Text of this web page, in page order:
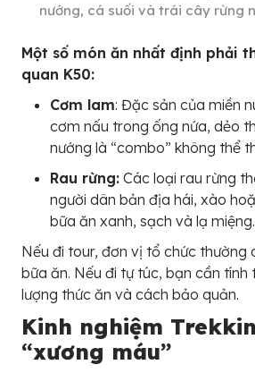
nướng, cá suối và trái cây rừng
Một số món ăn nhất định phải
quan K50:
Cơm lam: Đặc sản của miền
cơm nấu trong ống nứa, dẻo
nướng là “combo” không thể
Rau rừng: Các loại rau rừng
người dân bản địa hái, xào
bữa ăn xanh, sạch và lạ miệng.
Nếu đi tour, đơn vị tổ chức thường
bữa ăn. Nếu đi tự túc, bạn cần tính
lượng thức ăn và cách bảo quản.
Kinh nghiệm
“xương máu”